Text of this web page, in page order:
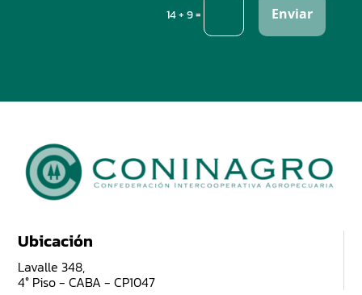
14 + 9= Enviar
Ubicación
Lavalle 348,
4° Piso - CABA - CP1047